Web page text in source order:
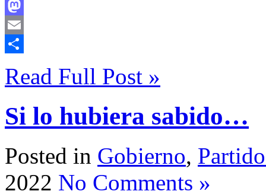
Facebook
Mastodon
Email
Read Full Post »
Si lo hubiera sabido…
Posted in Gobierno,
2022 No Comments »